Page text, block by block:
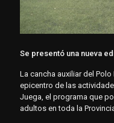
Se presentó una nueva
La cancha auxiliar del
epicentro de las
Juega, el programa que
adultos en toda la